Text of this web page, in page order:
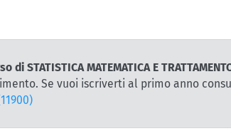
STATISTICA MATEMATICA E
Se vuoi iscriverti al primo anno